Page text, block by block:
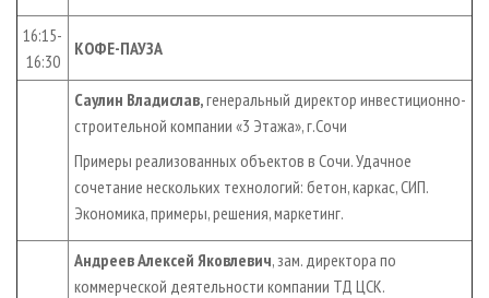
16:15-
16:30
КОФЕ-ПАУЗА
Саулин Владислав,генеральный директор инвестиционно-
строительной компании «3 Этажа», г.Сочи
Примеры реализованных объектов в Сочи. Удачное
сочетание нескольких технологий: бетон, каркас, СИП.
Экономика, примеры, решения, маркетинг.
Андреев Алексей Яковлевич, зам. директора по
коммерческой деятельности компании ТД ЦСК.